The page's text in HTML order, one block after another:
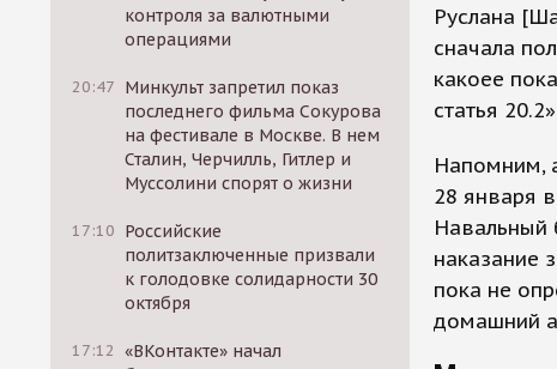
контроля за валютными
операциями
20:47 Минкульт запретил показ
последнего фильма Сокурова
на фестивале в Москве. В нем
Сталин, Черчилль, Гитлер и
Муссолини спорят о жизни
17:10 Российские
политзаключенные призвали
к голодовке солидарности 30
октября
17:12 «ВКонтакте» начал
Руслана
сначала
какоее
статья
Напомним,
28 января
Навальный
наказание
пока не
домашний